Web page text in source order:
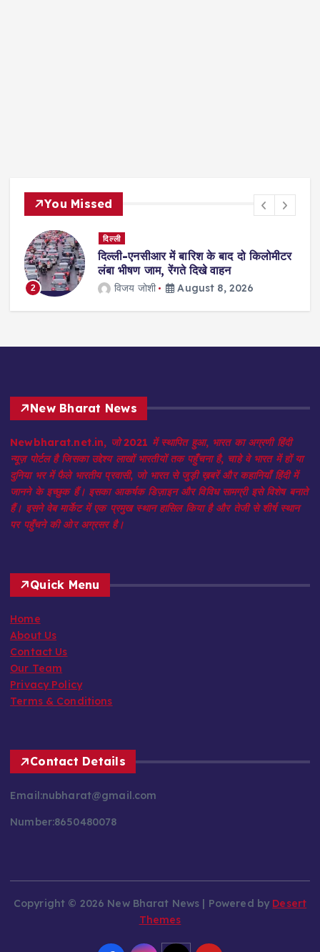
You Missed
2
दिल्ली
दिल्ली-एनसीआर में बारिश के बाद दो किलोमीटर
लंबा भीषण जाम, रेंगते दिखे वाहन
विजय जोशी August 8, 2026
New Bharat News
Newbharat.net.in, जो 2021 में स्थापित हुआ, भारत का अग्रणी हिंदी
न्यूज़ पोर्टल है जिसका उद्देश्य लाखों भारतीयों तक पहुँचना है, चाहे वे भारत में हों या
दुनिया भर में फैले भारतीय प्रवासी, जो भारत से जुड़ी ख़बरें और कहानियाँ हिंदी में
जानने के इच्छुक हैं। इसका आकर्षक डिज़ाइन और विविध सामग्री इसे विशेष बनाते
हैं। इसने वेब मार्केट में एक प्रमुख स्थान हासिल किया है और तेजी से शीर्ष स्थान
पर पहुँचने की ओर अग्रसर है।
Quick Menu
Home
About Us
Contact Us
Our Team
Privacy Policy
Terms & Conditions
Contact Details
Email:nubharat@gmail.com
Number:8650480078
Copyright © 2026 New Bharat News | Powered by Desert
Themes